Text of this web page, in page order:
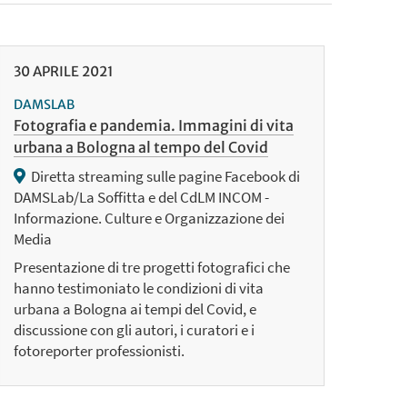
30APRILE 2021
DAMSLAB
Fotografia e pandemia. Immagini di vita
urbana a Bologna al tempo del Covid
Diretta streaming sulle pagine Facebook di
DAMSLab/La Soffitta e del CdLM INCOM -
Informazione. Culture e Organizzazione dei
Media
Presentazione di tre progetti fotografici che
hanno testimoniato le condizioni di vita
urbana a Bologna ai tempi del Covid, e
discussione con gli autori, i curatori e i
fotoreporter professionisti.